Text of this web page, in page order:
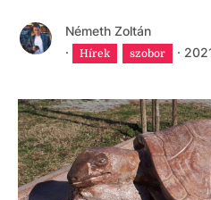
Németh Zoltán
·
Hírek szobor ·